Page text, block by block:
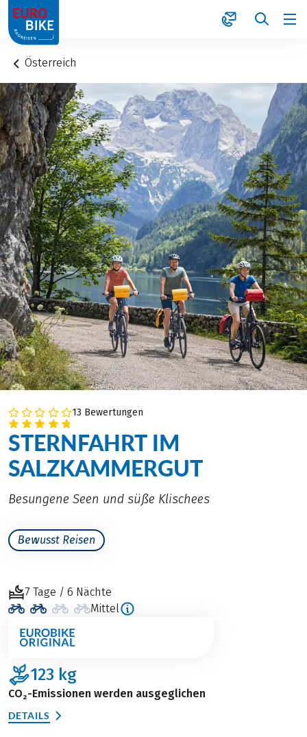
1
Österreich
13 Bewertungen
STERNFAHRT IM
SALZKAMMERGUT
Besungene Seen und süße Klischees
Bewusst Reisen
7 Tage / 6 Nächte
Mittel
123 kg
CO₂-Emissionen werden ausgeglichen
DETAILS